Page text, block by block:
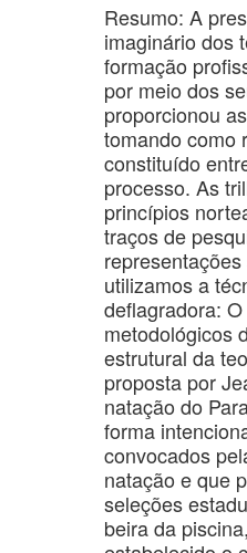
Resumo: A
imaginário dos
formação
por meio dos
proporcionou
tomando como
constituído
processo. As
princípios
traços de
utilizamos a
deflagradora:
metodológicos
estrutural da
proposta por
natação do
forma
convocados
natação e que
seleções
beira da